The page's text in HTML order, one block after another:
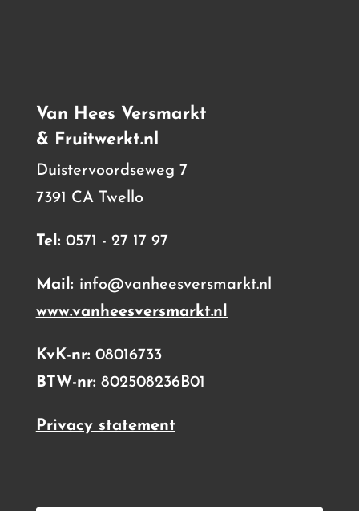
Van Hees Versmarkt
& Fruitwerkt.nl
Duistervoordseweg 7
7391 CA Twello
Tel: 0571 - 27 17 97
Mail: info@vanheesversmarkt.nl
www.vanheesversmarkt.nl
KvK-nr: 08016733
BTW-nr: 802508236B01
Privacy statement